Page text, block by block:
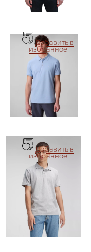
Добавить в
избранное
Добавить в
избранное